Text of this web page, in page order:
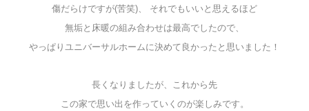
傷だらけですが(苦笑)、 それでもいいと思えるほど
無垢と床暖の組み合わせは最高でしたので、
やっぱりユニバーサルホームに決めて良かったと思いました！
長くなりましたが、これから先
この家で思い出を作っていくのが楽しみです。